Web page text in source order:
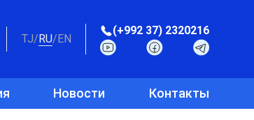
TJ/RU/EN
(+992 37) 2320216
Новости Контакты